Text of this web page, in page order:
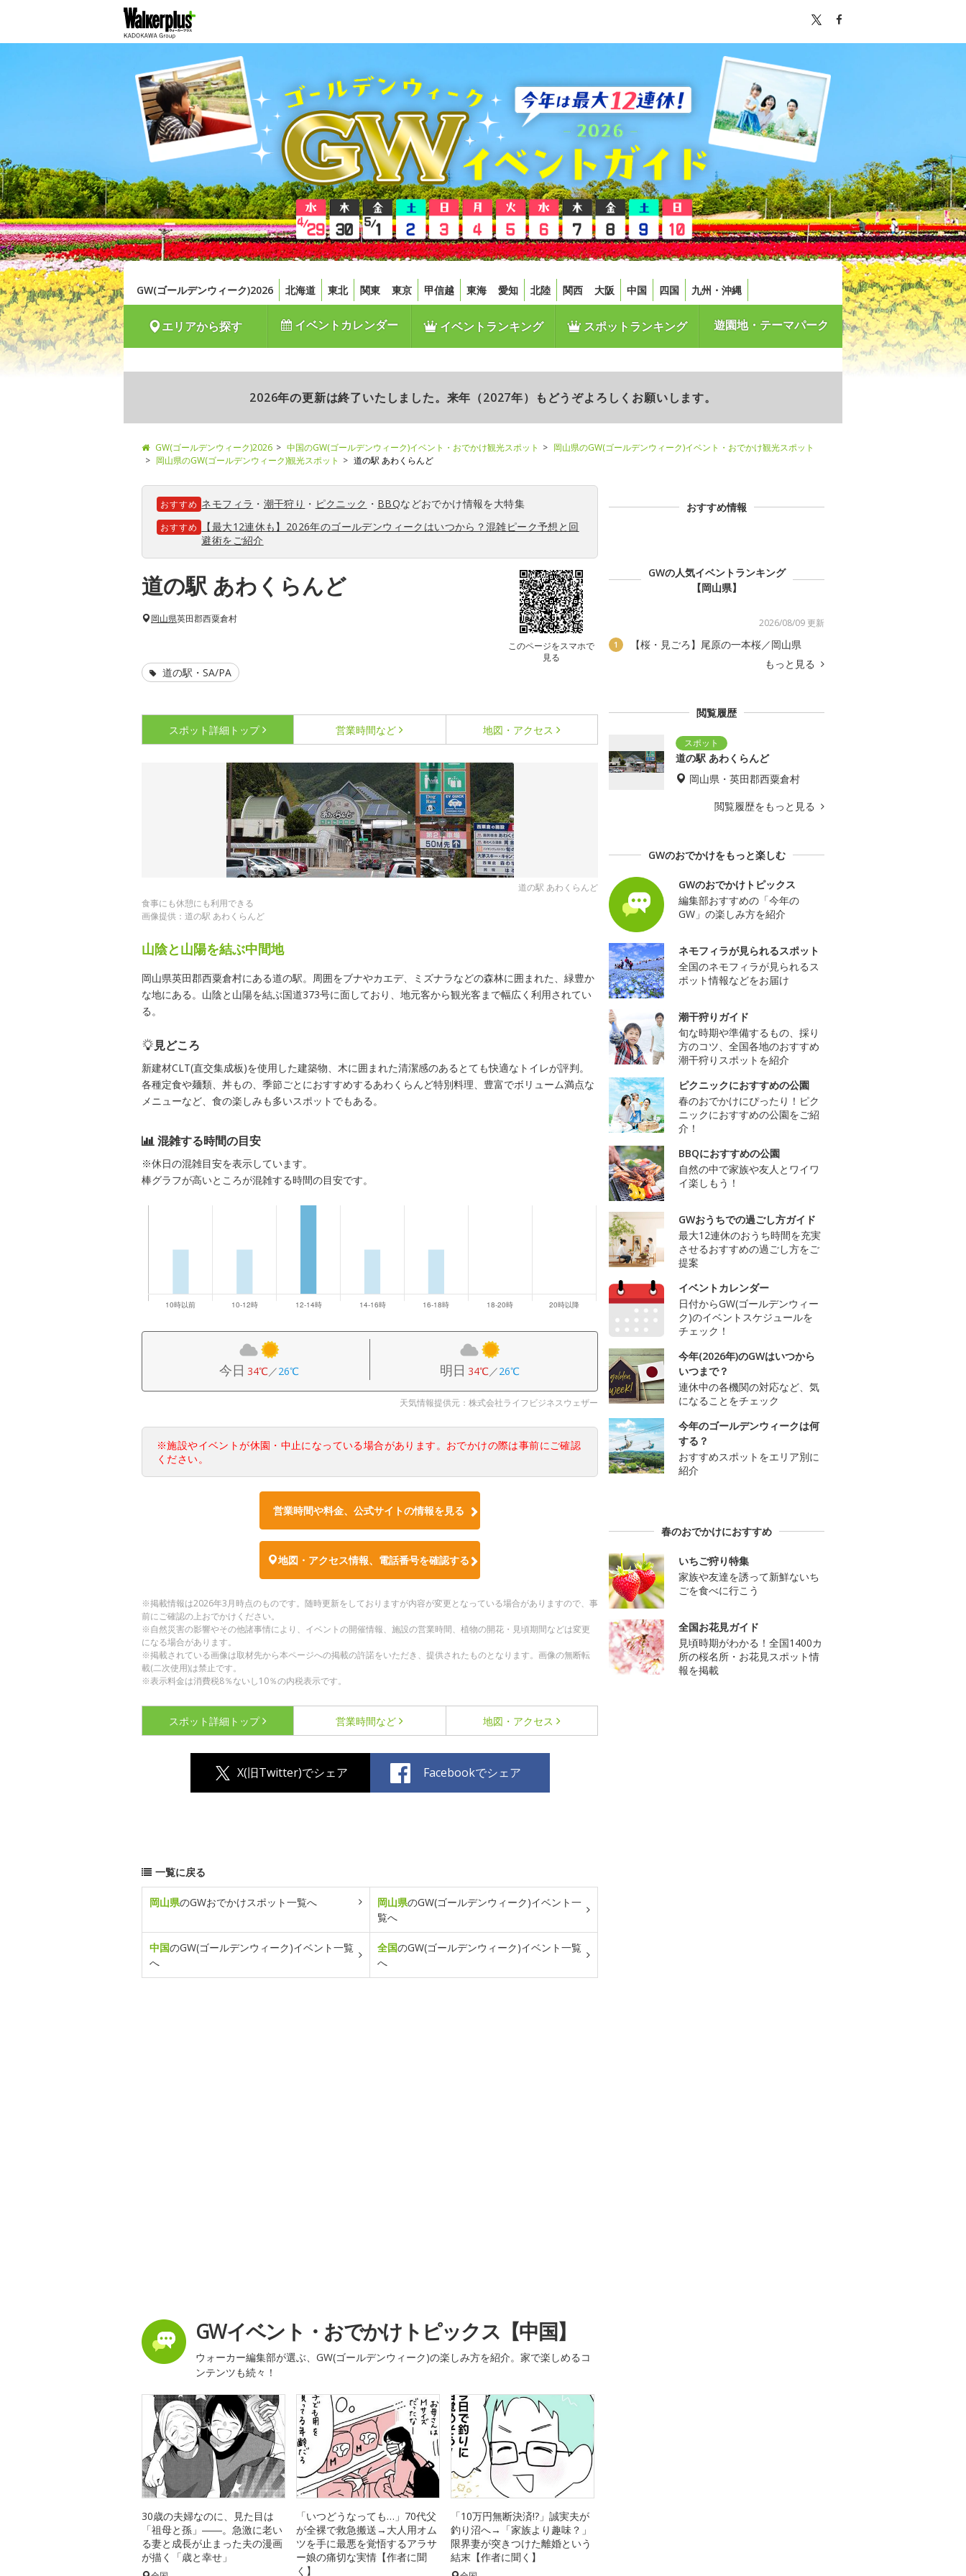
GW(ゴールデンウィーク)2026 北海道 東北 関東 東京 甲信越 東海 愛知 北陸 関西 大阪 中国 四国 九州・沖縄
エリアから探す イベントカレンダー イベントランキング スポットランキング 遊園地・テーマパーク
2026年の更新は終了いたしました。来年（2027年）もどうぞよろしくお願いします。
GW(ゴールデンウィーク)2026 中国のGW(ゴールデンウィーク)イベント・おでかけ観光スポット
岡山県のGW(ゴールデンウィーク)イベント・おでかけ観光スポット
岡山県のGW(ゴールデンウィーク)観光スポット
道の駅 あわくらんど
おすすめ ネモフィラ ・ 潮干狩り ・ ピクニック ・ BBQなどおでかけ情報を大特集
おすすめ
【最大12連休も】2026年のゴールデンウィークはいつから？混雑ピーク予想と回
避術をご紹介
道の駅 あわくらんど
このページをスマホで
見る
岡山県英田郡西粟倉村
道の駅・SA/PA
スポット詳細 トップ 営業時間など 地図・アクセス
道の駅 あわくらんど
食事にも休憩にも利用できる
画像提供：道の駅 あわくらんど
山陰と山陽を結ぶ中間地
岡山県英田郡西粟倉村にある道の駅。周囲をブナやカエデ、ミズナラなどの森林に囲まれた、緑豊か
な地にある。山陰と山陽を結ぶ国道373号に面しており、地元客から観光客まで幅広く利用されてい
る。
見どころ
新建材CLT(直交集成板)を使用した建築物、木に囲まれた清潔感のあるとても快適なトイレが評判。
各種定食や麺類、丼もの、季節ごとにおすすめするあわくらんど特別料理、豊富でボリューム満点な
メニューなど、食の楽しみも多いスポットでもある。
混雑する時間の目安
※休日の混雑目安を表示しています。
棒グラフが高いところが混雑する時間の目安です。
今日 34℃／26℃ 明日 34℃／26℃
天気情報提供元：株式会社ライフビジネスウェザー
※施設やイベントが休園・中止になっている場合があります。おでかけの際は事前にご確認
ください。
営業時間や料金、公式サイトの情報を見る
地図・アクセス情報、電話番号を確認する
※掲載情報は2026年3月時点のものです。随時更新をしておりますが内容が変更となっている場合がありますので、事
前にご確認の上おでかけください。
※自然災害の影響やその他諸事情により、イベントの開催情報、施設の営業時間、植物の開花・見頃期間などは変更
になる場合があります。
※掲載されている画像は取材先から本ページへの掲載の許諾をいただき、提供されたものとなります。画像の無断転
載(二次使用)は禁止です。
※表示料金は消費税8％ないし10％の内税表示です。
スポット詳細 トップ 営業時間など 地図・アクセス
X(旧Twitter)でシェア Facebookでシェア
一覧に戻る
岡山県のGWおでかけスポット一覧へ 岡山県のGW(ゴールデンウィーク)イベント一
覧へ
中国のGW(ゴールデンウィーク)イベント一覧
へ
全国のGW(ゴールデンウィーク)イベント一覧
へ
GWイベント・おでかけトピックス【中国】
ウォーカー編集部が選ぶ、GW(ゴールデンウィーク)の楽しみ方を紹介。家で楽しめるコ
ンテンツも続々！
30歳の夫婦なのに、見た目は
「祖母と孫」――。急激に老い
る妻と成長が止まった夫の漫画
が描く「歳と幸せ」
「いつどうなっても…」70代父
が全裸で救急搬送→大人用オム
ツを手に最悪を覚悟するアラサ
ー娘の痛切な実情【作者に聞
く】
「10万円無断決済!?」誠実夫が
釣り沼へ→「家族より趣味？」
限界妻が突きつけた離婚という
結末【作者に聞く】
おすすめ情報
GWの人気イベントランキング
【岡山県】
2026/08/09 更新
1
【桜・見ごろ】尾原の一本桜／岡山県
もっと見る
閲覧履歴
道の駅 あわくらんど
岡山県・英田郡西粟倉村
閲覧履歴をもっと見る
GWのおでかけをもっと楽しむ
GWのおでかけトピックス
編集部おすすめの「今年の
GW」の楽しみ方を紹介
ネモフィラが見られるスポット
全国のネモフィラが見られるス
ポット情報などをお届け
潮干狩りガイド
旬な時期や準備するもの、採り
方のコツ、全国各地のおすすめ
潮干狩りスポットを紹介
ピクニックにおすすめの公園
春のおでかけにぴったり！ピク
ニックにおすすめの公園をご紹
介！
BBQにおすすめの公園
自然の中で家族や友人とワイワ
イ楽しもう！
GWおうちでの過ごし方ガイド
最大12連休のおうち時間を充実
させるおすすめの過ごし方をご
提案
イベントカレンダー
日付からGW(ゴールデンウィー
ク)のイベントスケジュールを
チェック！
今年(2026年)のGWはいつから
いつまで？
連休中の各機関の対応など、気
になることをチェック
今年のゴールデンウィークは何
する？
おすすめスポットをエリア別に
紹介
春のおでかけにおすすめ
いちご狩り特集
家族や友達を誘って新鮮ないち
ごを食べに行こう
全国お花見ガイド
見頃時期がわかる！全国1400カ
所の桜名所・お花見スポット情
報を掲載